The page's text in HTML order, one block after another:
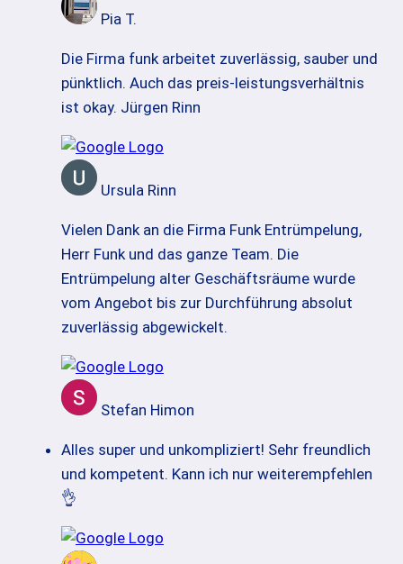
Pia T.
Die Firma funk arbeitet zuverlässig, sauber und
pünktlich. Auch das preis-leistungsverhältnis
ist okay. Jürgen Rinn
Ursula Rinn
Vielen Dank an die Firma Funk Entrümpelung,
Herr Funk und das ganze Team. Die
Entrümpelung alter Geschäftsräume wurde
vom Angebot bis zur Durchführung absolut
zuverlässig abgewickelt.
Stefan Himon
Alles super und unkompliziert! Sehr freundlich
und kompetent. Kann ich nur weiterempfehlen
👌